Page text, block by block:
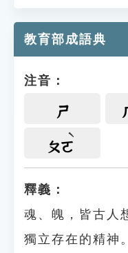
教育部成語典
注音：
ㄕ
ㄆㄛ
釋義：
魂、魄，皆古人
獨立存在的精神